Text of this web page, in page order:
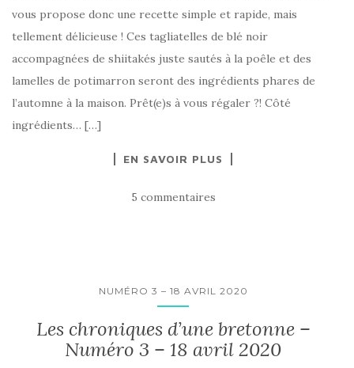
vous propose donc une recette simple et rapide, mais
tellement délicieuse ! Ces tagliatelles de blé noir
accompagnées de shiitakés juste sautés à la poêle et des
lamelles de potimarron seront des ingrédients phares de
l’automne à la maison. Prêt(e)s à vous régaler ?! Côté
ingrédients… […]
EN SAVOIR PLUS
5 commentaires
NUMÉRO 3 – 18 AVRIL 2020
Les chroniques d’une bretonne –
Numéro 3 – 18 avril 2020